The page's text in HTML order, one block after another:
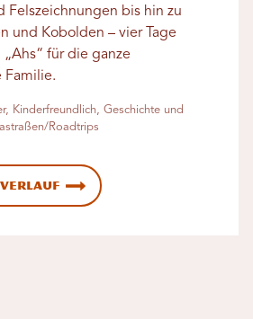
Felszeichnungen bis hin zu
und Kobolden – vier Tage
für die ganze
Familie.
Kinderfreundlich, Geschichte und
Roadtrips